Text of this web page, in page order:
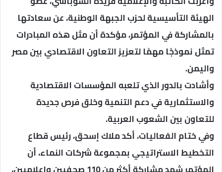
الهيئة التأسيسية لحزب الجبهة الوطنية، عن سعادتها
بالمشاركة في المؤتمر، مؤكدة أن مثل هذه المبادرات
تمثل نموذجًا مهمًا لتعزيز التعاون الاقتصادي بين مصر
واليمن.
وأشادت بالدور الذي تلعبه المؤسسات الاقتصادية
والاستثمارية في دعم التنمية وخلق فرص جديدة
للتعاون بين الشعوب العربية.
وفي ختام الفعاليات، أكد ملاك إسحق، رئيس قطاع
التخطيط الاستراتيجي بمجموعة شركات النماء، أن